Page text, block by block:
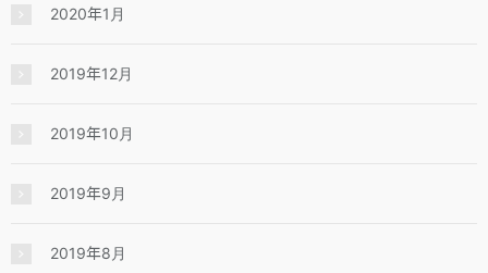
2020年1月
2019年12月
2019年10月
2019年9月
2019年8月